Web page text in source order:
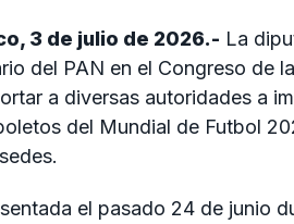
3 de julio de 2026.- La
del PAN en el Congreso de
a diversas autoridades a
del Mundial de Futbol
el pasado 24 de junio